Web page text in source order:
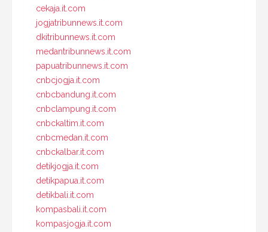
cekaja.it.com
jogjatribunnews.it.com
dkitribunnews.it.com
medantribunnews.it.com
papuatribunnews.it.com
cnbcjogja.it.com
cnbcbandung.it.com
cnbclampung.it.com
cnbckaltim.it.com
cnbcmedan.it.com
cnbckalbar.it.com
detikjogja.it.com
detikpapua.it.com
detikbali.it.com
kompasbali.it.com
kompasjogja.it.com